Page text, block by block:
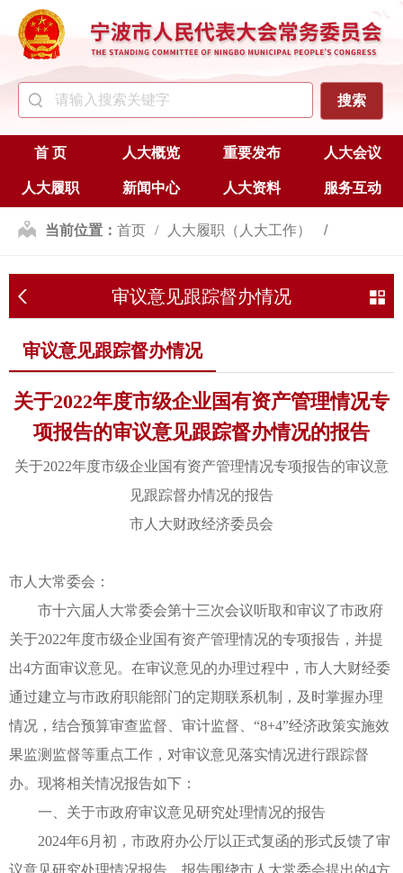
首 页 人大概览 重要发布 人大会议
人大履职 新闻中心 人大资料 服务互动
当前位置： 首页 人大履职（人大工作）
监督
审议意见跟踪督办情况
审议意见跟踪督办情况
关于2022年度市级企业国有资产管理情况专
项报告的审议意见跟踪督办情况的报告
关于2022年度市级企业国有资产管理情况专项报告的审议意
见跟踪督办情况的报告
市人大财政经济委员会
市人大常委会：
市十六届人大常委会第十三次会议听取和审议了市政府
关于2022年度市级企业国有资产管理情况的专项报告，并提
出4方面审议意见。在审议意见的办理过程中，市人大财经委
通过建立与市政府职能部门的定期联系机制，及时掌握办理
情况，结合预算审查监督、审计监督、“8+4”经济政策实施效
果监测监督等重点工作，对审议意见落实情况进行跟踪督
办。现将相关情况报告如下：
一、关于市政府审议意见研究处理情况的报告
2024年6月初，市政府办公厅以正式复函的形式反馈了审
议意见研究处理情况报告。报告围绕市人大常委会提出的4方